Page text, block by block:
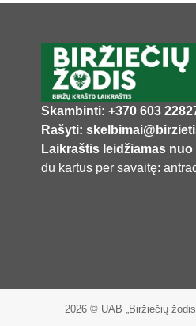
Skambinti: +370 603
Rašyti:
Laikraštis leidžiamas nuo
du kartus per savaitę:
2026 © UAB „Biržiečių